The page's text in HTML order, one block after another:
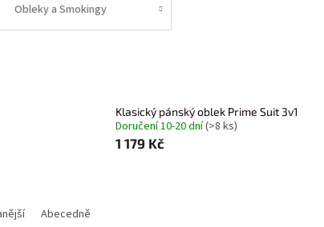
Obleky a Smokingy
Klasický pánský oblek Prime Suit 3v1
Doručení 10-20 dní(>8 ks)
1 179 Kč
Abecedně